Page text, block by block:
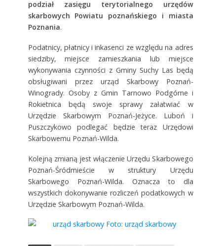
podział zasięgu terytorialnego urzędów
skarbowych Powiatu poznańskiego i miasta
Poznania.
Podatnicy, płatnicy i inkasenci ze względu na adres
siedziby, miejsce zamieszkania lub miejsce
wykonywania czynności z Gminy Suchy Las będą
obsługiwani przez urząd Skarbowy Poznań-
Winogrady. Osoby z Gmin Tarnowo Podgórne i
Rokietnica będą swoje sprawy załatwiać w
Urzędzie Skarbowym Poznań-Jeżyce. Luboń i
Puszczykowo podlegać będzie teraz Urzędowi
Skarbowemu Poznań-Wilda.
Kolejną zmianą jest włączenie Urzędu Skarbowego
Poznań-Śródmieście w struktury Urzędu
Skarbowego Poznań-Wilda. Oznacza to dla
wszystkich dokonywanie rozliczeń podatkowych w
Urzędzie Skarbowym Poznań-Wilda.